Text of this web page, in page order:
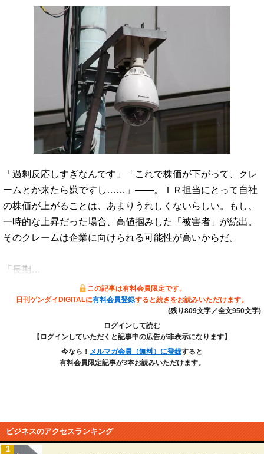
「過剰反応しすぎなんです」「これで株価が下がって、クレ
ームとか来たら嫌ですし……」――。ＩＲ担当にとって自社
の株価が上がることは、あまりうれしくないらしい。もし、
一時的な上昇だった場合、高値掴みした「被害者」が続出。
そのクレームは企業に向けられる可能性が高いからだ。
「長期…
この記事は有料会員限定です。
日刊ゲンダイDIGITALに有料会員登録すると続きをお読みいただけます。
(残り809文字／全文950文字)
ログインして読む
【ログインしていただくと記事中の広告が非表示になります】
今なら！ メルマガ会員（無料）に登録すると
有料会員限定記事が3本お読みいただけます。
ビジネスのアクセスランキング
1